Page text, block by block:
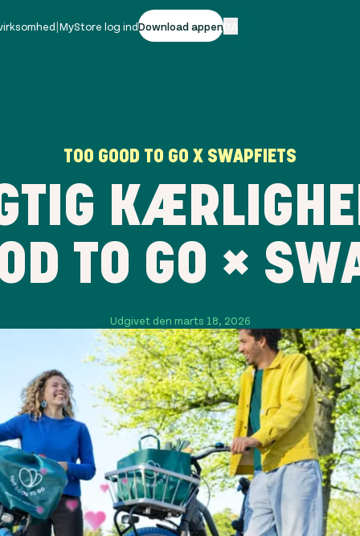
|MyStore log indDownload appen
TOO GOOD TO GO X SWAPFIETS
TO GO ×
Udgivet den marts 18, 2026